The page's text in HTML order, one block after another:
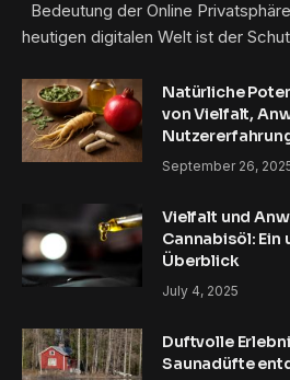
Bedeutung der Online
heutigen digitalen Welt ist der
Natürliche
von Vielfalt,
September 26,
Vielfalt und
Cannabisöl: Ein
Überblick
July 4, 2025
Duftvolle
Saunadüfte